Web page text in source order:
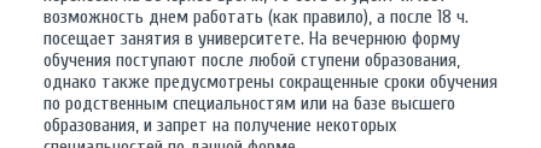
возможность днем работать (как правило), а после 18 ч.
посещает занятия в университете. На вечернюю форму
обучения поступают после любой ступени образования,
однако также предусмотрены сокращенные сроки обучения
по родственным специальностям или на базе высшего
образования, и запрет на получение некоторых